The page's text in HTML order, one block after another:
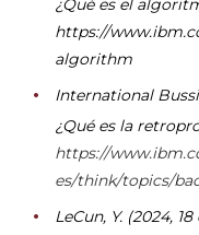
¿Qué es el
https://
algorithm
International
¿Qué es la
https://
es/think/topics/
LeCun, Y. (2024,